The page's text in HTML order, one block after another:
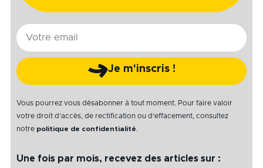
E-
mail
Je m'inscris !
Vous pourrez vous désabonner à tout moment. Pour faire valoir
votre droit d’accès, de rectification ou d’effacement, consultez
notre politique de confidentialité.
Une fois par mois, recevez des articles sur :